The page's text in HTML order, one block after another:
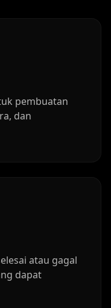
pembuatan
dan
atau gagal
dapat